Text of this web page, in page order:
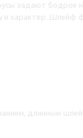
задают бодрое
и характер. Шлейф
длинным